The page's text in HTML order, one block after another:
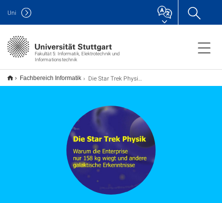
Fakultät 5: Informatik, Elektrotechnik und
Informationstechnik
Uni
Fachbereich Informatik Die Star Trek Physik - ein Vortrag von Prof. Metin Tolan